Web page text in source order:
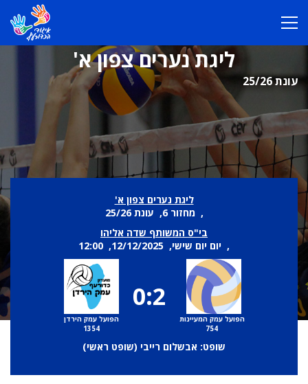
ליגת נערים צפון א'
עונת 25/26
ליגת נערים צפון א'
, מחזור 6, עונת 25/26
בי"ס המשותף שדה אליהו
, יום יום שישי, 12/12/2025, 12:00
הפועל עמק המעיינות
754
0:2
הפועל עמק הירדן
1354
שופט: אבשלום רייבי (שופט ראשי)